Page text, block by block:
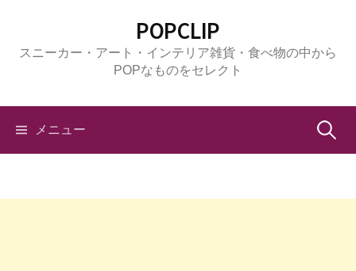
POPCLIP
スニーカー・アート・インテリア雑貨・食べ物の中から
POPなものをセレクト
メニュー 検